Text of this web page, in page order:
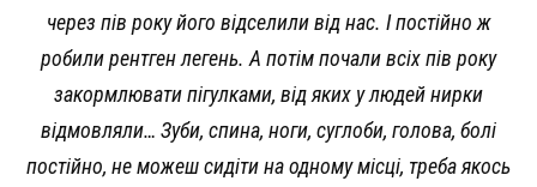
через пів року його відселили від нас. І постійно ж
робили рентген легень. А потім почали всіх пів року
закормлювати пігулками, від яких у людей нирки
відмовляли… Зуби, спина, ноги, суглоби, голова, болі
постійно, не можеш сидіти на одному місці, треба якось